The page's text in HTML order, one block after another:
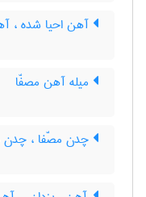
آهن احیا شده ،
میله آهن مصفّا
چدن مصّفا ، چدن